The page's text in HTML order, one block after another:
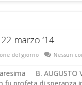
marzo ’14
del giorno Nessun
B. AUGUSTO